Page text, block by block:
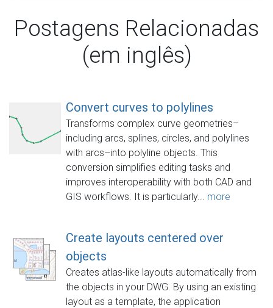
Postagens Relacionadas
(em inglês)
Convert curves to polylines
Transforms complex curve geometries–
including arcs, splines, circles, and polylines
with arcs–into polyline objects. This
conversion simplifies editing tasks and
improves interoperability with both CAD and
GIS workflows. It is particularly... more
Create layouts centered over
objects
Creates atlas-like layouts automatically from
the objects in your DWG. By using an existing
layout as a template, the application